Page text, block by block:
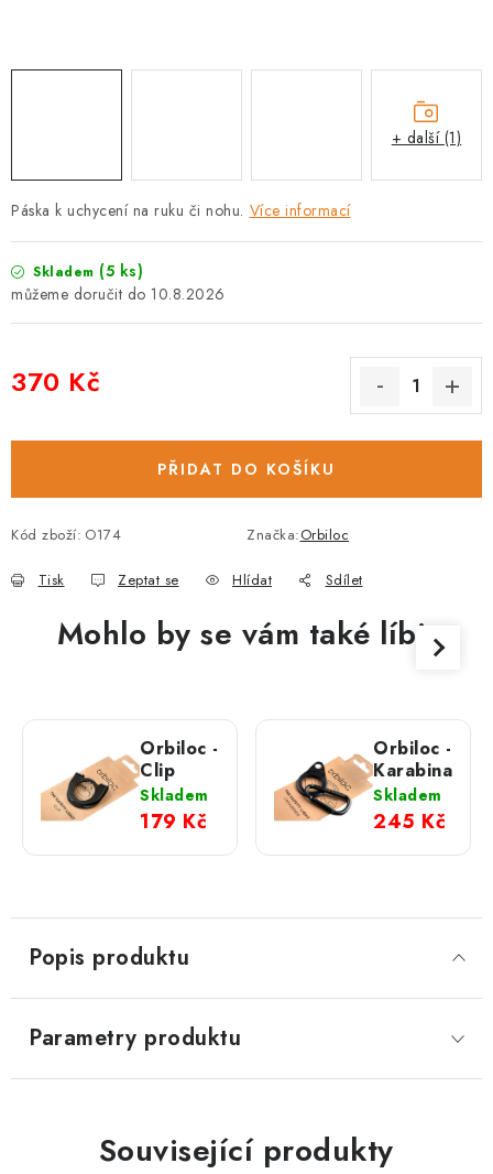
O nás Kontakty
Doprava a platba
Zásady použivání souboru cookies
Hodnocení obchodu
FAQ
Páska k uchycení na ruku či nohu. Více informací
Skladem (5 ks)
10.8.2026
370 Kč
PŘIDAT DO KOŠÍKU
Kód zboží: O174 Značka:Orbiloc
Tisk Zeptat se Hlídat Sdílet
+ další (1)
Mohlo by se vám také líbit
Orbiloc -
Clip
Skladem
179 Kč
Orbiloc -
Karabina
Skladem
245 Kč
Popis produktu
Parametry produktu
Související produkty